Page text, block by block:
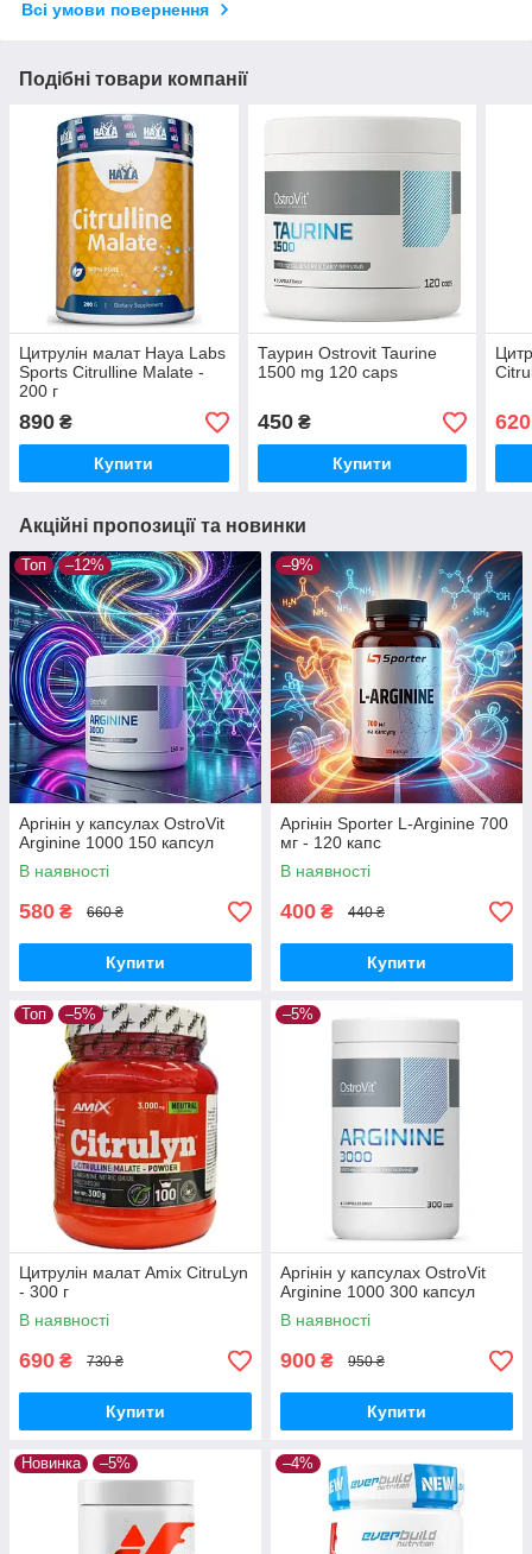
Всі умови повернення
Подібні товари компанії
Цитрулін малат Haya Labs
Sports Citrulline Malate -
200 г
890 ₴
Купити
Таурин Ostrovit Taurine
1500 mg 120 caps
450₴
Купити
620
Акційні пропозиції та новинки
Топ –12%
Аргінін у капсулах OstroVit
Arginine 1000 150 капсул
В наявності
580 ₴ 660 ₴
Купити
–9%
Аргінін Sporter L-Arginine 700
мг - 120 капс
В наявності
400 ₴ 440 ₴
Купити
Топ –5%
Цитрулін малат Amix CitruLyn
- 300 г
В наявності
690 ₴ 730 ₴
Купити
–5%
Аргінін у капсулах OstroVit
Arginine 1000 300 капсул
В наявності
900 ₴ 950 ₴
Купити
Новинка –5% –4%